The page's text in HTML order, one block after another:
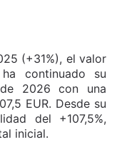
(+31%), el valor
continuado su
2026 con una
EUR. Desde su
del +107,5%,
inicial.